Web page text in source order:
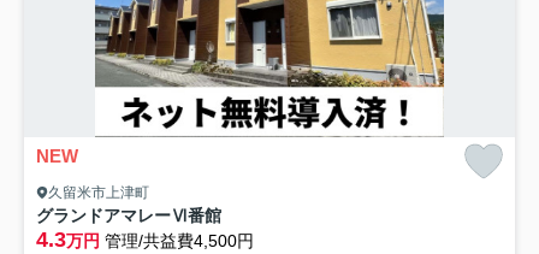
NEW
久留米市上津町
グランドアマレーⅥ番館
4.3万円 管理/共益費4,500円